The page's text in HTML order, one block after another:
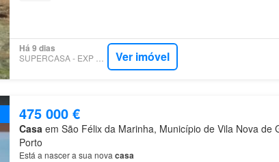
Há 9 dias
SUPERCASA - EXP PORTUGAL Ver imóvel
475 000 €
Casa em São Félix da Marinha, Município de Vila Nova de
Porto
Está a nascer a sua nova casa